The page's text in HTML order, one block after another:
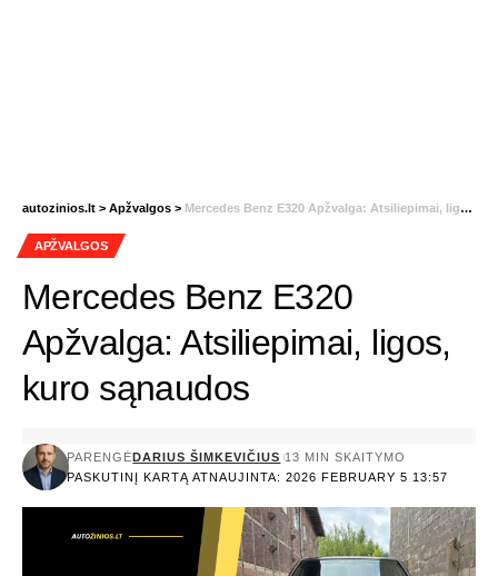
autozinios.lt > Apžvalgos > Mercedes Benz E320 Apžvalga: Atsiliepimai, ligos, kuro sąnaudos
APŽVALGOS
Mercedes Benz E320
Apžvalga: Atsiliepimai, ligos,
kuro sąnaudos
PASKUTINĮ KARTĄ ATNAUJINTA: 2026 FEBRUARY 5 13:57
PARENGĖ DARIUS ŠIMKEVIČIUS 13 MIN SKAITYMO